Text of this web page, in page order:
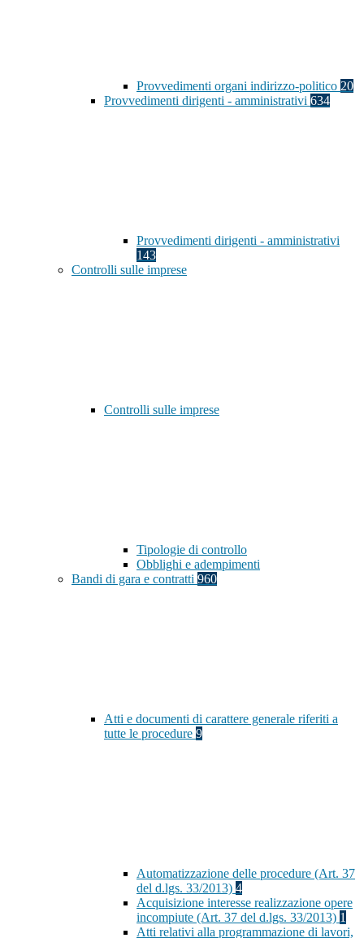
Provvedimenti organi indirizzo-politico 20
Provvedimenti dirigenti - amministrativi 634
Provvedimenti dirigenti - amministrativi
143
Controlli sulle imprese
Controlli sulle imprese
Tipologie di controllo
Obblighi e adempimenti
Bandi di gara e contratti 960
Atti e documenti di carattere generale riferiti a
tutte le procedure 9
Automatizzazione delle procedure (Art. 37
del d.lgs. 33/2013) 4
Acquisizione interesse realizzazione opere
incompiute (Art. 37 del d.lgs. 33/2013) 1
Atti relativi alla programmazione di lavori,